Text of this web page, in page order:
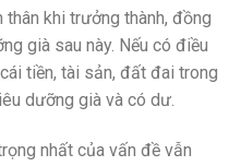
khi trưởng thành, đồng
già sau này. Nếu có điều
tiền, tài sản, đất đai trong
dưỡng già và có dư.
nhất của vấn đề vẫn